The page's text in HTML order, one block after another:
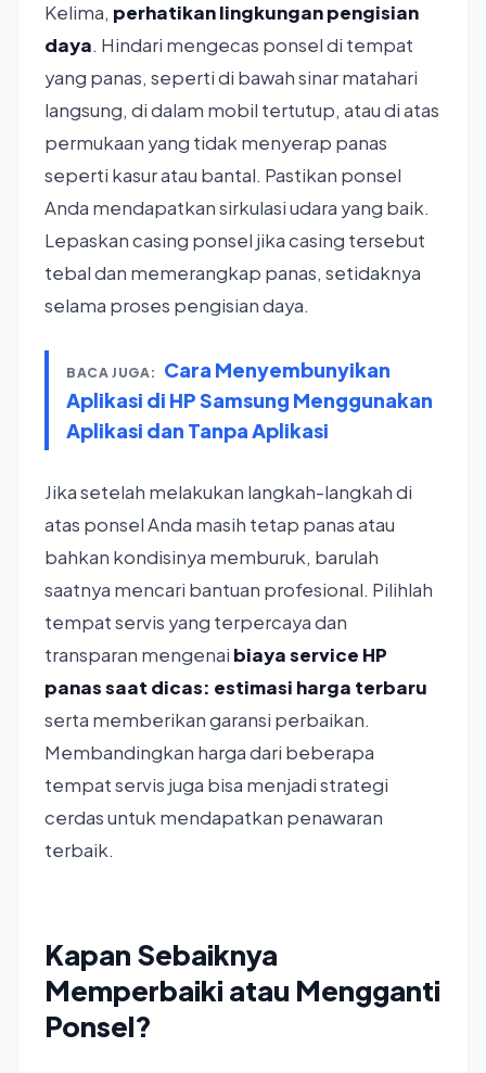
Kelima, perhatikan lingkungan pengisian
daya. Hindari mengecas ponsel di tempat
yang panas, seperti di bawah sinar matahari
langsung, di dalam mobil tertutup, atau di atas
permukaan yang tidak menyerap panas
seperti kasur atau bantal. Pastikan ponsel
Anda mendapatkan sirkulasi udara yang baik.
Lepaskan casing ponsel jika casing tersebut
tebal dan memerangkap panas, setidaknya
selama proses pengisian daya.
BACA JUGA:
Cara Menyembunyikan
Aplikasi di HP Samsung Menggunakan
Aplikasi dan Tanpa Aplikasi
Jika setelah melakukan langkah-langkah di
atas ponsel Anda masih tetap panas atau
bahkan kondisinya memburuk, barulah
saatnya mencari bantuan profesional. Pilihlah
tempat servis yang terpercaya dan
transparan mengenai biaya service HP
panas saat dicas: estimasi harga terbaru
serta memberikan garansi perbaikan.
Membandingkan harga dari beberapa
tempat servis juga bisa menjadi strategi
cerdas untuk mendapatkan penawaran
terbaik.
Kapan Sebaiknya
Memperbaiki atau Mengganti
Ponsel?